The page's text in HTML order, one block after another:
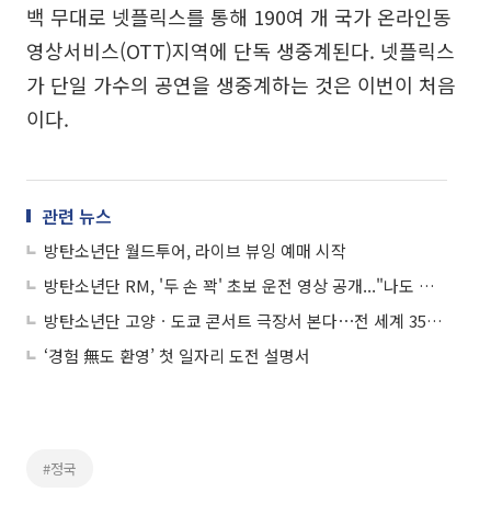
백 무대로 넷플릭스를 통해 190여 개 국가 온라인동
영상서비스(OTT)지역에 단독 생중계된다. 넷플릭스
가 단일 가수의 공연을 생중계하는 것은 이번이 처음
이다.
관련 뉴스
방탄소년단 월드투어, 라이브 뷰잉 예매 시작
방탄소년단 RM, '두 손 꽉' 초보 운전 영상 공개..."나도 웃김"
방탄소년단 고양ㆍ도쿄 콘서트 극장서 본다⋯전 세계 3500관 생중계
‘경험 無도 환영’ 첫 일자리 도전 설명서
#정국